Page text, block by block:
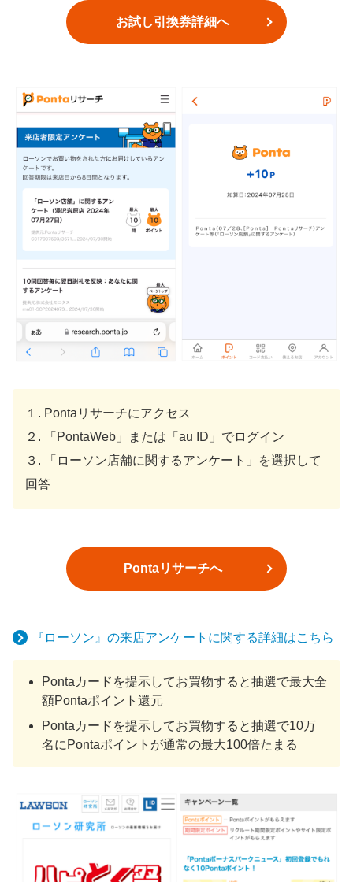
お試し引換券詳細へ
１. Pontaリサーチにアクセス
２. 「PontaWeb」または「au ID」でログイン
３. 「ローソン店舗に関するアンケート」を選択して
回答
Pontaリサーチへ
『ローソン』の来店アンケートに関する詳細はこちら
Pontaカードを提示してお買物すると抽選で最大全
額Pontaポイント還元
Pontaカードを提示してお買物すると抽選で10万
名にPontaポイントが通常の最大100倍たまる